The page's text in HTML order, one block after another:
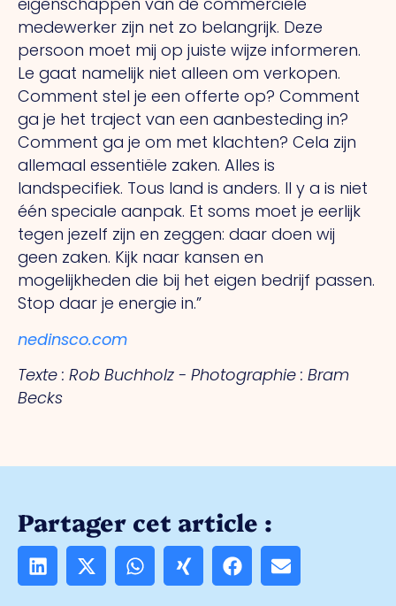
medewerker zijn net zo belangrijk. Deze
persoon moet mij op juiste wijze informeren.
Le gaat namelijk niet alleen om verkopen.
Comment stel je een offerte op? Comment
ga je het traject van een aanbesteding in?
Comment ga je om met klachten? Cela zijn
allemaal essentiële zaken. Alles is
landspecifiek. Tous land is anders. Il y a is niet
één speciale aanpak. Et soms moet je eerlijk
tegen jezelf zijn en zeggen: daar doen wij
geen zaken. Kijk naar kansen en
mogelijkheden die bij het eigen bedrijf passen.
Stop daar je energie in.”
nedinsco.com
Texte : Rob Buchholz - Photographie : Bram
Becks
Partager cet article :